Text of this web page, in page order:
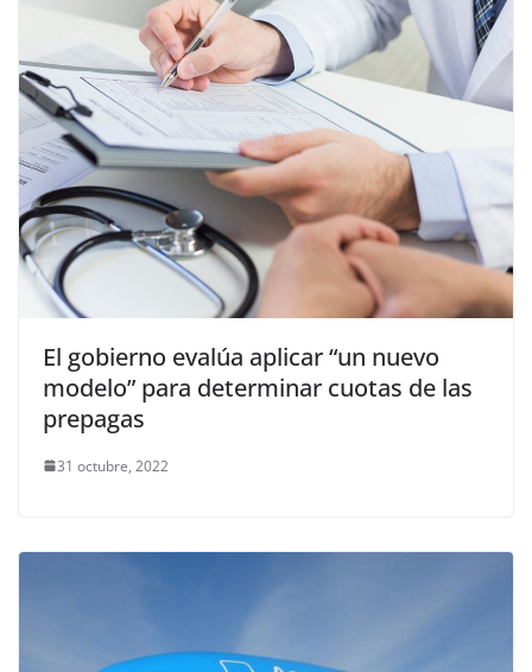
El gobierno evalúa aplicar “un nuevo
modelo” para determinar cuotas de las
prepagas
31 octubre, 2022